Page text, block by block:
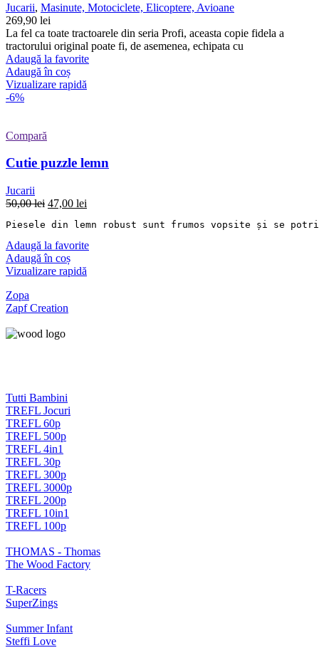
Jucarii, Masinute, Motociclete, Elicoptere, Avioane
269,90 lei
La fel ca toate tractoarele din seria Profi, aceasta copie fidela a
tractorului original poate fi, de asemenea, echipata cu
Adaugă la favorite
Adaugă în coș
Vizualizare rapidă
-6%
Compară
Cutie puzzle lemn
Jucarii
50,00lei Prețul
a
fost:
50,00 lei.
47,00 lei
este:
47,00 lei.
Piesele din lemn robust sunt frumos vopsite și se
Adaugă la favorite
Adaugă în coș
Vizualizare rapidă
Zopa
Zapf Creation
Tutti Bambini
TREFL Jocuri
TREFL 60p
TREFL 500p
TREFL 4in1
TREFL 30p
TREFL 300p
TREFL 3000p
TREFL 200p
TREFL 10in1
TREFL 100p
THOMAS - Thomas
The Wood Factory
T-Racers
SuperZings
Summer Infant
Steffi Love